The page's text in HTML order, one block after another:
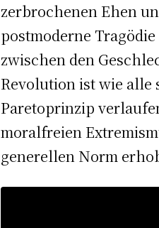
zerbrochenen Ehen
postmoderne
zwischen den
Revolution ist wie alle
Paretoprinzip
moralfreien
generellen Norm